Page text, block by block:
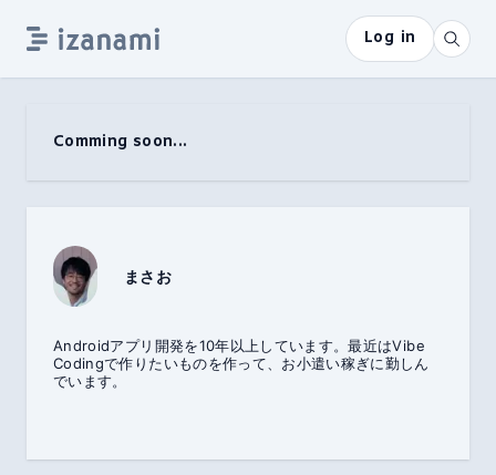
Log in
Comming soon...
まさお
Androidアプリ開発を10年以上しています。最近はVibe
Codingで作りたいものを作って、お小遣い稼ぎに勤しん
でいます。